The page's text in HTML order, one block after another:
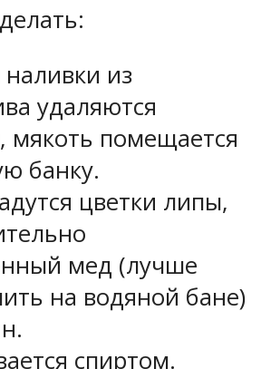
из
удаляются
мякоть помещается
банку.
цветки липы,
мед (лучше
на водяной бане)
спиртом.